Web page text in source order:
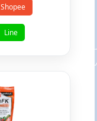
Shopee
Line